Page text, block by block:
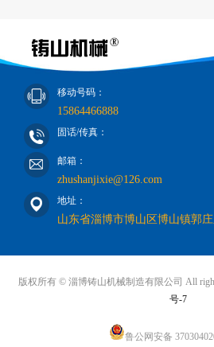
移动号码：
15864466888
固话/传真：
邮箱：
zhushanjixie@126.com
地址：
山东省淄博市博山区博山镇郭
版权所有 © 淄博铸山机械制造有限公司 All
号-7
鲁公网安备